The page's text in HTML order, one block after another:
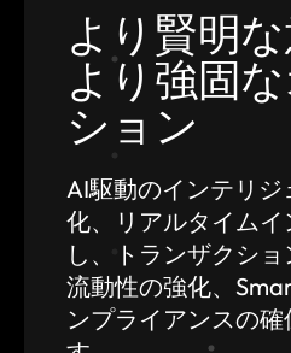
より賢明
より強固
ション
AI駆動のインテリジ
化、
リアルタイム
し、トランザクショ
流動性の強化、
ンプライアンスの確